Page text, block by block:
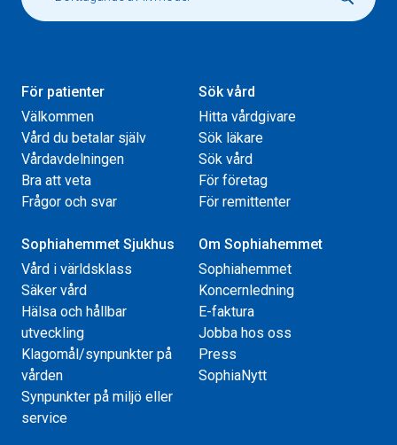
För patienter
Välkommen
Vård du betalar själv
Vårdavdelningen
Bra att veta
Frågor och svar
Sök vård
Hitta vårdgivare
Sök läkare
Sök vård
För företag
För remittenter
Sophiahemmet Sjukhus
Vård i världsklass
Säker vård
Hälsa och hållbar
utveckling
Klagomål/synpunkter på
vården
Synpunkter på miljö eller
service
Om Sophiahemmet
Sophiahemmet
Koncernledning
E-faktura
Jobba hos oss
Press
SophiaNytt